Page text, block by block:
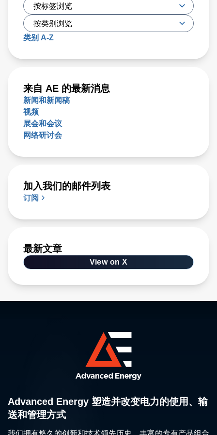
类别 A-Z
来自 AE 的最新消息
新闻和新闻稿
视频
展会和会议
网络研讨会
加入我们的邮件列表
订阅
最新文章
View on X
Advanced Energy 塑造并改变电力的使用、输
送和管理方式
我们拥有悠久的创新和技术领先历史、丰富的专有产品组合